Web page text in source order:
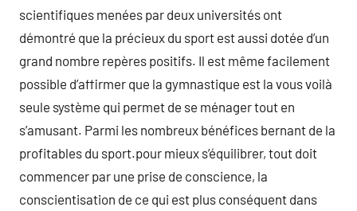
scientifiques menées par deux universités ont
démontré que la précieux du sport est aussi dotée d’un
grand nombre repères positifs. Il est même facilement
possible d’affirmer que la gymnastique est la vous voilà
seule système qui permet de se ménager tout en
s’amusant. Parmi les nombreux bénéfices bernant de la
profitables du sport.pour mieux s’équilibrer, tout doit
commencer par une prise de conscience, la
conscientisation de ce qui est plus conséquent dans